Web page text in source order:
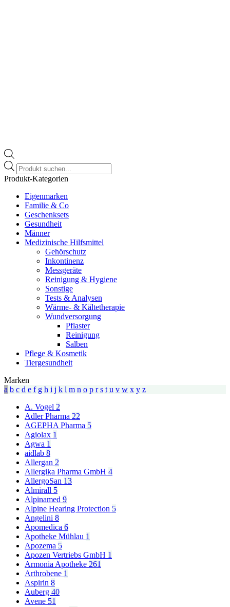
Products
search
Produkt-Kategorien
Eigenmarken
Familie & Co
Geschenksets
Gesundheit
Männer
Medizinische Hilfsmittel
Gehörschutz
Inkontinenz
Messgeräte
Reinigung & Hygiene
Sonstige
Tests & Analysen
Wärme- & Kältetherapie
Wundversorgung
Pflaster
Reinigung
Salben
Pflege & Kosmetik
Tiergesundheit
Marken
a b c d e f g h i j k l m n o p r s t u v w x y z
A. Vogel 2
Adler Pharma 22
AGEPHA Pharma 5
Agiolax 1
Agwa 1
aidlab 8
Allergan 2
Allergika Pharma GmbH 4
AllergoSan 13
Almirall 5
Alpinamed 9
Alpine Hearing Protection 5
Angelini 8
Apomedica 6
Apotheke Mühlau 1
Apozema 5
Apozen Vertriebs GmbH 1
Armonia Apotheke 261
Arthrobene 1
Aspirin 8
Auberg 40
Avene 51